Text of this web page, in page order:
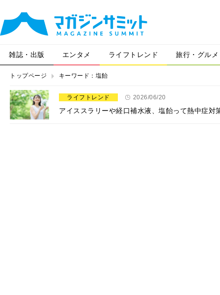
雑誌・出版 エンタメ ライフトレンド 旅行・グルメ
トップページ キーワード：塩飴
ライフトレンド 2026/06/20
アイススラリーや経口補水液、塩飴って熱中症対